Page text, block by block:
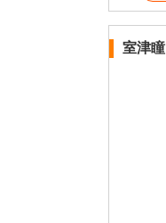
室津瞳